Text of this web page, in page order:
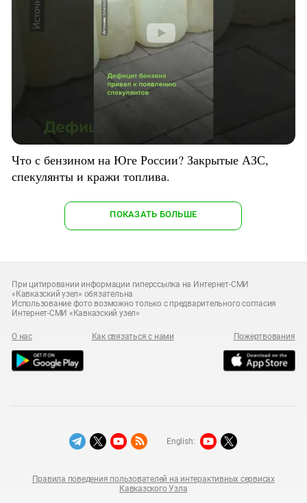
Что с бензином на Юге России? Закрытые АЗС,
спекулянты и кражи топлива.
ПОКАЗАТЬ БОЛЬШЕ
При цитировании информации гиперссылка на Интернет-СМИ
«Кавказский узел» обязательна
Использование фото возможно только с предварительного согласия
Интернет-СМИ «Кавказский узел»
О нас Как связаться с нами Пожертвования
Правила поведения пользователей на интерактивных сервисах
Кавказского Узла
English: